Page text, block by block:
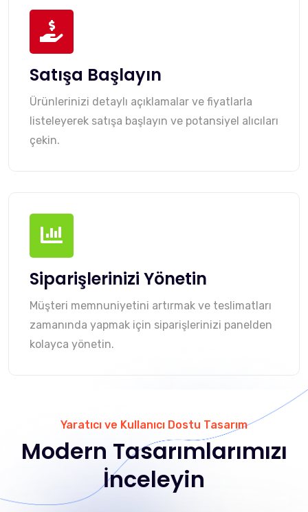
Satışa Başlayın
Ürünlerinizi detaylı açıklamalar ve fiyatlarla
listeleyerek satışa başlayın ve potansiyel alıcıları
çekin.
Siparişlerinizi Yönetin
Müşteri memnuniyetini artırmak ve teslimatları
zamanında yapmak için siparişlerinizi panelden
kolayca yönetin.
Yaratıcı ve Kullanıcı Dostu Tasarım
Modern Tasarımlarımızı
İnceleyin